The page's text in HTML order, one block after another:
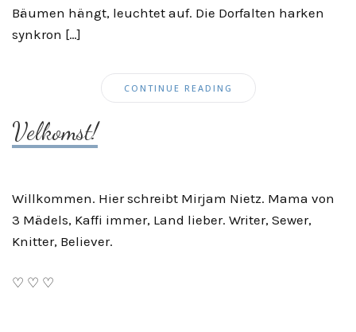
Bäumen hängt, leuchtet auf. Die Dorfalten harken
synkron […]
CONTINUE READING
Velkomst!
Willkommen. Hier schreibt Mirjam Nietz. Mama von
3 Mädels, Kaffi immer, Land lieber. Writer, Sewer,
Knitter, Believer.
♡ ♡ ♡